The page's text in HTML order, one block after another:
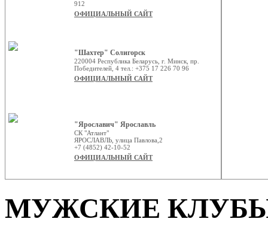
912
ОФИЦИАЛЬНЫЙ САЙТ
"Шахтер" Солигорск
220004 Республика Беларусь, г. Минск, пр.
Победителей, 4 тел.: +375 17 226 70 96
ОФИЦИАЛЬНЫЙ САЙТ
"Ярославич" Ярославль
СК "Атлант"
ЯРОСЛАВЛЬ, улица Павлова,2
+7 (4852) 42-10-52
ОФИЦИАЛЬНЫЙ САЙТ
МУЖСКИЕ